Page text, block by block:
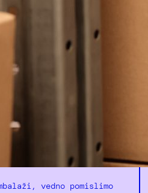
vedno pomislimo